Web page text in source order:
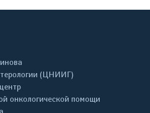
(ЦНИИГ)
онкологической помощи